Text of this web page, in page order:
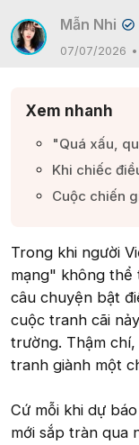
Mẫn Nhi ✔
07/07/2026
Xem nhanh
"Quá xấu,
Khi chiếc
Cuộc chiến
Trong khi người
mạng" không thể
câu chuyện bật
cuộc tranh cãi
trường. Thậm
tranh giành một
Cứ mỗi khi dự
mới sắp tràn qua